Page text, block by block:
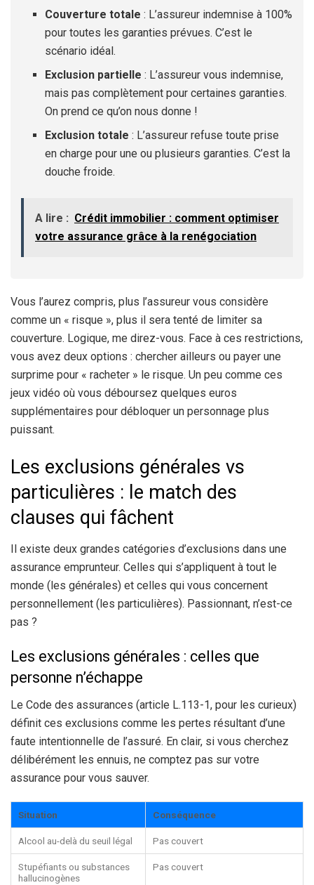
Couverture totale : L’assureur indemnise à 100%
pour toutes les garanties prévues. C’est le
scénario idéal.
Exclusion partielle : L’assureur vous indemnise,
mais pas complètement pour certaines garanties.
On prend ce qu’on nous donne !
Exclusion totale : L’assureur refuse toute prise
en charge pour une ou plusieurs garanties. C’est la
douche froide.
A lire : Crédit immobilier : comment optimiser
votre assurance grâce à la renégociation
Vous l’aurez compris, plus l’assureur vous considère
comme un « risque », plus il sera tenté de limiter sa
couverture. Logique, me direz-vous. Face à ces restrictions,
vous avez deux options : chercher ailleurs ou payer une
surprime pour « racheter » le risque. Un peu comme ces
jeux vidéo où vous déboursez quelques euros
supplémentaires pour débloquer un personnage plus
puissant.
Les exclusions générales vs
particulières : le match des
clauses qui fâchent
Il existe deux grandes catégories d’exclusions dans une
assurance emprunteur. Celles qui s’appliquent à tout le
monde (les générales) et celles qui vous concernent
personnellement (les particulières). Passionnant, n’est-ce
pas ?
Les exclusions générales : celles que
personne n’échappe
Le Code des assurances (article L.113-1, pour les curieux)
définit ces exclusions comme les pertes résultant d’une
faute intentionnelle de l’assuré. En clair, si vous cherchez
délibérément les ennuis, ne comptez pas sur votre
assurance pour vous sauver.
Situation Conséquence
Alcool au-delà du seuil légal Pas couvert
Stupéfiants ou substances
hallucinogènes
Pas couvert